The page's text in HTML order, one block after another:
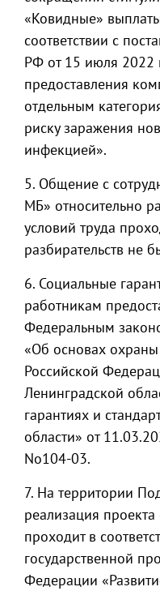
«Ковидные»
соответствии с
РФ от 15 июля 2022
предоставления
отдельным
риску заражения
инфекцией».
5. Общение с
МБ» относительно
условий труда
разбирательств не
6. Социальные
работникам
Федеральным
«Об основах
Российской
Ленинградской
гарантиях и
области» от
No104-03.
7. На территории
реализация
проходит в
государственной
Федерации